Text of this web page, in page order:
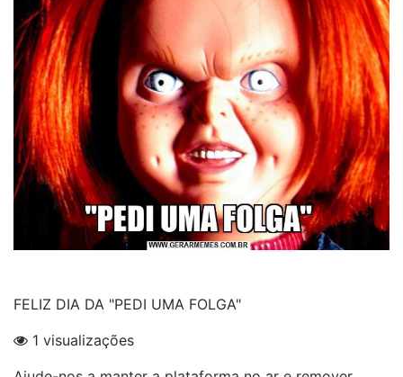
FELIZ DIA DA "PEDI UMA FOLGA"
1 visualizações